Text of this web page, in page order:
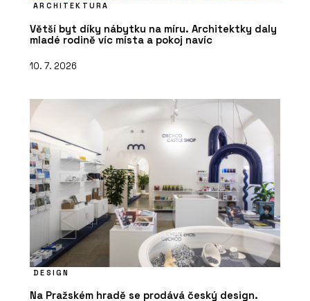
ARCHITEKTURA
Větší byt díky nábytku na míru. Architektky daly
mladé rodině víc místa a pokoj navíc
10. 7. 2026
DESIGN
Na Pražském hradě se prodává český design.